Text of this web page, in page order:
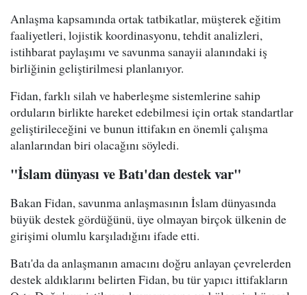
Anlaşma kapsamında ortak tatbikatlar, müşterek eğitim
faaliyetleri, lojistik koordinasyonu, tehdit analizleri,
istihbarat paylaşımı ve savunma sanayii alanındaki iş
birliğinin geliştirilmesi planlanıyor.
Fidan, farklı silah ve haberleşme sistemlerine sahip
orduların birlikte hareket edebilmesi için ortak standartlar
geliştirileceğini ve bunun ittifakın en önemli çalışma
alanlarından biri olacağını söyledi.
"İslam dünyası ve Batı'dan destek var"
Bakan Fidan, savunma anlaşmasının İslam dünyasında
büyük destek gördüğünü, üye olmayan birçok ülkenin de
girişimi olumlu karşıladığını ifade etti.
Batı'da da anlaşmanın amacını doğru anlayan çevrelerden
destek aldıklarını belirten Fidan, bu tür yapıcı ittifakların